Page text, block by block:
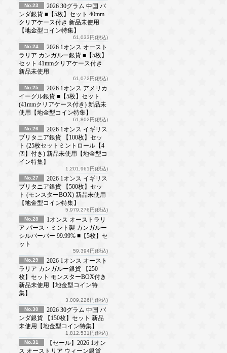
No.23
2026 30グラム 中国 パ
ンダ銀貨 ■【5枚】セット 40mm
クリアケース付き 新品未使用
【地金型コイン特集】
61,033円(税込)
No.24
2026 1オンス オースト
ラリア カンガルー銀貨 ■【5枚】
セット 41mmクリアケース付き
新品未使用
61,072円(税込)
No.25
2026 1オンス アメリカ
イーグル銀貨 ■【5枚】セット
(41mmクリアケース付き) 新品未
使用【地金型コイン特集】
61,802円(税込)
No.26
2026 1オンス イギリス
ブリタニア銀貨 【100枚】セッ
ト (25枚セットミントロール【4
個】付き) 新品未使用【地金型コ
イン特集】
1,201,961円(税込)
No.27
2026 1オンス イギリス
ブリタニア銀貨 【500枚】セッ
ト (モンスターBOX) 新品未使用
【地金型コイン特集】
5,979,276円(税込)
No.28
1オンス オーストラリ
ア パース・ミント製 カンガルー
シルバーバー 99.99% ■【5枚】セ
ット
59,394円(税込)
No.29
2026 1オンス オースト
ラリア カンガルー銀貨 【250
枚】セット モンスターBOX付き
新品未使用【地金型コイン特
集】
3,009,226円(税込)
No.30
2026 30グラム 中国 パ
ンダ銀貨 【150枚】セット 新品
未使用【地金型コイン特集】
1,812,531円(税込)
No.31
【セール】2026 1オン
ス オーストリア ウィーン銀貨